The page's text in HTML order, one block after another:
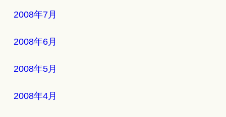
2008年7月
2008年6月
2008年5月
2008年4月